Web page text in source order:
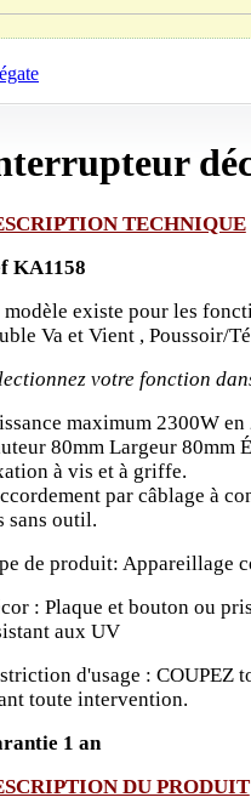
TECHNIQUE
KA1158
modèle existe pour les
Va et Vient , Poussoir/
votre fonction
maximum 2300W
80mm Largeur 80mm
à vis et à griffe.
par câblage à
sans outil.
de produit: Appareillage
: Plaque et bouton ou
aux UV
d'usage : COUPEZ
toute intervention.
1 an
DU PRODUIT